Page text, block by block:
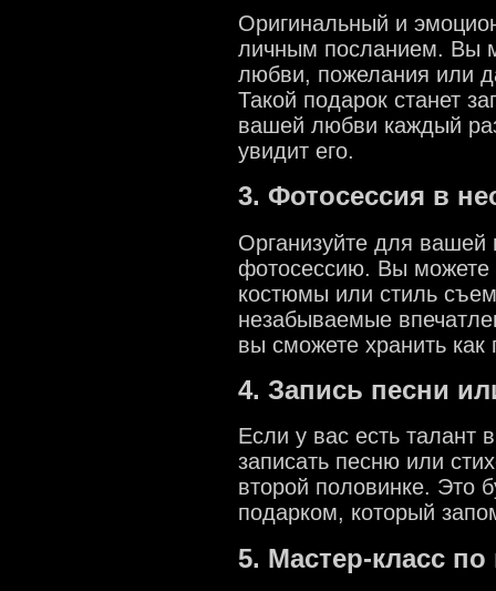
Оригинальный и
личным посланием. Вы
любви, пожелания или
Такой подарок станет
вашей любви каждый
увидит его.
3. Фотосессия в
Организуйте для вашей
фотосессию. Вы можете
костюмы или стиль
незабываемые
вы сможете хранить
4. Запись песни
Если у вас есть талант
записать песню или
второй половинке. Это
подарком, который
5. Мастер-класс